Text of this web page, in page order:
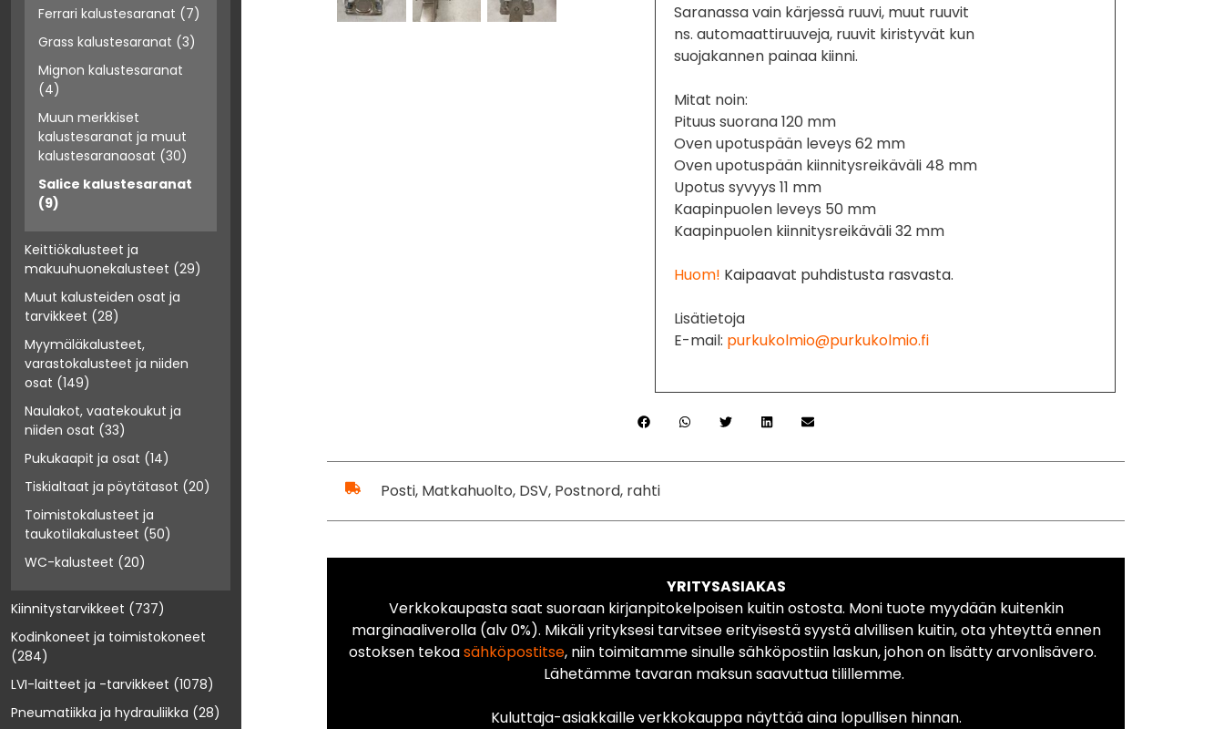
Ferrari kalustesaranat (7)
Grass kalustesaranat (3)
Mignon kalustesaranat
(4)
Muun merkkiset
kalustesaranat ja muut
kalustesaranaosat (30)
Salice kalustesaranat
(9)
Keittiökalusteet ja
makuuhuonekalusteet (29)
Muut kalusteiden osat ja
tarvikkeet (28)
Myymäläkalusteet,
varastokalusteet ja niiden
osat (149)
Naulakot, vaatekoukut ja
niiden osat (33)
Pukukaapit ja osat (14)
Tiskialtaat ja pöytätasot (20)
Toimistokalusteet ja
taukotilakalusteet (50)
WC-kalusteet (20)
Kiinnitystarvikkeet (737)
Kodinkoneet ja toimistokoneet
(284)
LVI-laitteet ja -tarvikkeet (1078)
Pneumatiikka ja hydrauliikka (28)
Saranassa vain kärjessä ruuvi, muut ruuvit
ns. automaattiruuveja, ruuvit kiristyvät kun
suojakannen painaa kiinni.
Mitat noin:
Pituus suorana 120 mm
Oven upotuspään leveys 62 mm
Oven upotuspään kiinnitysreikäväli 48 mm
Upotus syvyys 11 mm
Kaapinpuolen leveys 50 mm
Kaapinpuolen kiinnitysreikäväli 32 mm
Huom! Kaipaavat puhdistusta rasvasta.
Lisätietoja
E-mail: purkukolmio@purkukolmio.fi
Posti, Matkahuolto, DSV, Postnord, rahti
YRITYSASIAKAS
Verkkokaupasta saat suoraan kirjanpitokelpoisen kuitin ostosta. Moni tuote myydään kuitenkin
marginaaliverolla (alv 0%). Mikäli yrityksesi tarvitsee erityisestä syystä alvillisen kuitin, ota yhteyttä ennen
ostoksen tekoasähköpostitse, niin toimitamme sinulle sähköpostiin laskun, johon on lisätty arvonlisävero.
Lähetämme tavaran maksun saavuttua tilillemme.
Kuluttaja-asiakkaille verkkokauppa näyttää aina lopullisen hinnan.